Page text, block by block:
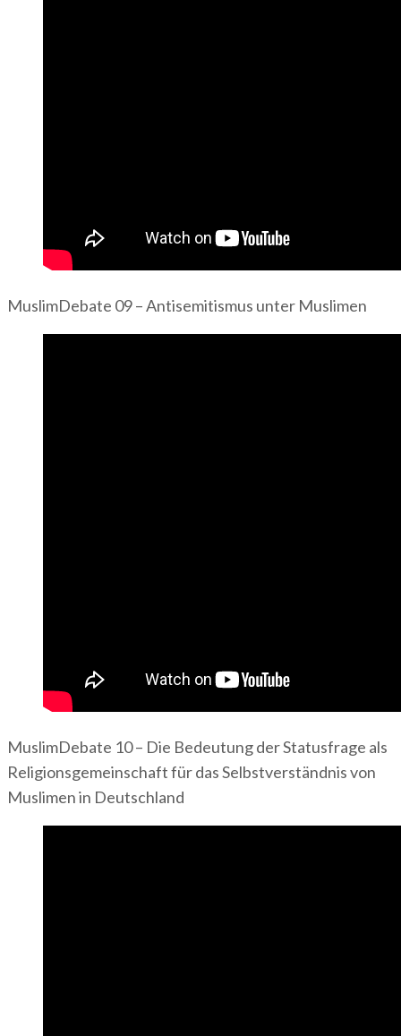
MuslimDebate 09 – Antisemitismus unter Muslimen
MuslimDebate 10 – Die Bedeutung der Statusfrage als
Religionsgemeinschaft für das Selbstverständnis von
Muslimen in Deutschland